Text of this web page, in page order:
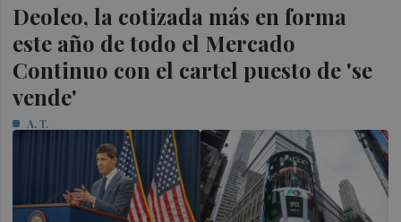
Deoleo, la cotizada más en forma
este año de todo el Mercado
Continuo con el cartel puesto de 'se
vende'
A. T.